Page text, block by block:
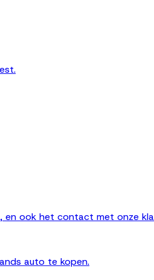
en ook het contact met onze
auto te kopen.